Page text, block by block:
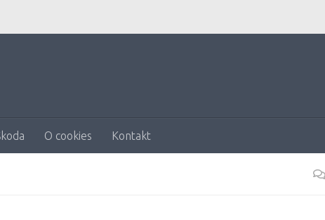
O cookies Kontakt